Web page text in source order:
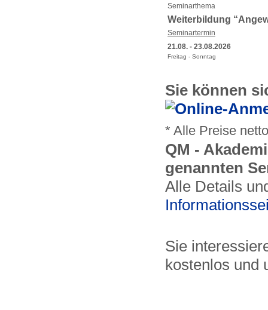
Seminarthema
Weiterbildung
Seminartermin
21.08. - 23.08.2026
Freitag - Sonntag
Sie können
* Alle Preise
QM -
genannten
Alle Details
Sie
kostenlos und